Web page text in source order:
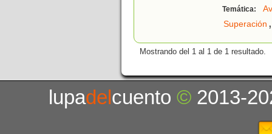
Temática:
Superación ,
Mostrando del 1 al 1 de 1 resultado.
lupadelcuento© 2013-